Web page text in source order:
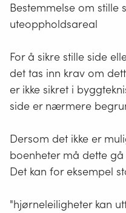
Bestemmelse om stille
uteoppholdsareal
For å sikre stille side
det tas inn krav om
er ikke sikret i
side er nærmere
Dersom det ikke er
boenheter må dette
Det kan for eksempel
"hjørneleiligheter kan